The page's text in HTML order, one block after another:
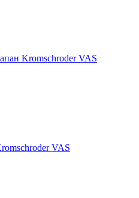
VAS